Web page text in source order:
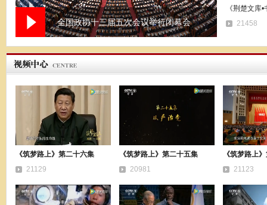
全国政协十三届五次会议举行闭幕会
《荆楚文库
21458
《筑梦路上》第二十六集
21129
《筑梦路上》第二十五集
20981
《筑梦路上
21123